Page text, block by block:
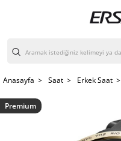
Anasayfa > Saat > Erkek Saat >
Premium